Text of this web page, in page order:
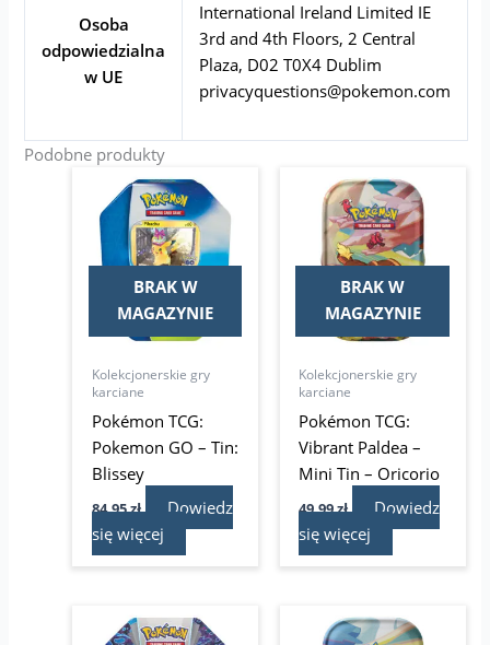
Osoba
odpowiedzialna
w UE
International Ireland Limited IE
3rd and 4th Floors, 2 Central
Plaza, D02 T0X4 Dublim
privacyquestions@pokemon.com
Podobne produkty
BRAK W
MAGAZYNIE
Kolekcjonerskie gry
karciane
Pokémon TCG:
Pokemon GO – Tin:
Blissey
84,95zł
Dowiedz
się więcej
BRAK W
MAGAZYNIE
Kolekcjonerskie gry
karciane
Pokémon TCG:
Vibrant Paldea –
Mini Tin – Oricorio
49,99zł
Dowiedz
się więcej